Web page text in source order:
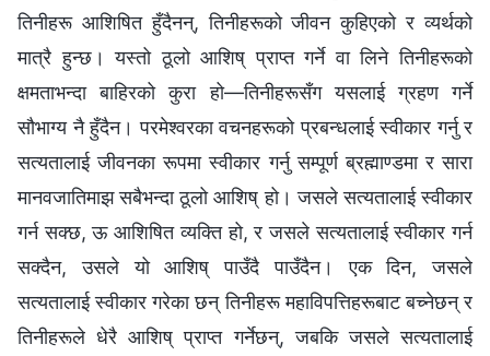
तिनीहरू आशिषित हुँदैनन्, तिनीहरूको जीवन कुहिएको र व्यर्थको
मात्रै हुन्छ। यस्तो ठूलो आशिष् प्राप्त गर्ने वा लिने तिनीहरूको
क्षमताभन्दा बाहिरको कुरा हो—तिनीहरूसँग यसलाई ग्रहण गर्ने
सौभाग्य नै हुँदैन। परमेश्‍वरका वचनहरूको प्रबन्धलाई स्वीकार गर्नु र
सत्यतालाई जीवनका रूपमा स्वीकार गर्नु सम्पूर्ण ब्रह्माण्डमा र सारा
मानवजातिमाझ सबैभन्दा ठूलो आशिष् हो। जसले सत्यतालाई स्वीकार
गर्न सक्छ, ऊ आशिषित व्यक्ति हो, र जसले सत्यतालाई स्वीकार गर्न
सक्दैन, उसले यो आशिष् पाउँदै पाउँदैन। एक दिन, जसले
सत्यतालाई स्वीकार गरेका छन् तिनीहरू महाविपत्तिहरूबाट बच्नेछन् र
तिनीहरूले धेरै आशिष् प्राप्त गर्नेछन्, जबकि जसले सत्यतालाई